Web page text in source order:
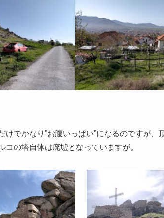
けでかなり”お腹いっぱい”になるのですが
コの塔自体は廃墟となっていますが。